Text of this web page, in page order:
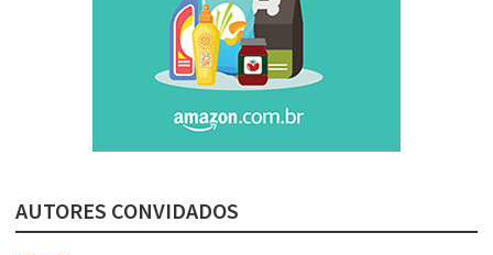
AUTORES CONVIDADOS